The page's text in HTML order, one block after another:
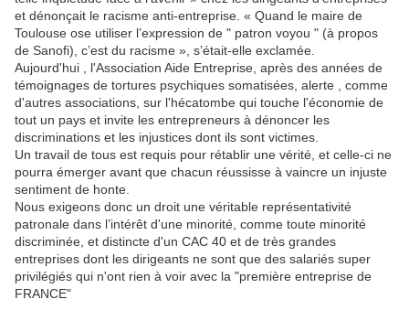
et dénonçait le racisme anti-entreprise. « Quand le maire de
Toulouse ose utiliser l’expression de " patron voyou " (à propos
de Sanofi), c’est du racisme », s’était-elle exclamée.
Aujourd'hui , l'Association Aide Entreprise, après des années de
témoignages de tortures psychiques somatisées, alerte , comme
d'autres associations, sur l'hécatombe qui touche l'économie de
tout un pays et invite les entrepreneurs à dénoncer les
discriminations et les injustices dont ils sont victimes.
Un travail de tous est requis pour rétablir une vérité, et celle-ci ne
pourra émerger avant que chacun réussisse à vaincre un injuste
sentiment de honte.
Nous exigeons donc un droit une véritable représentativité
patronale dans l’intérêt d'une minorité, comme toute minorité
discriminée, et distincte d'un CAC 40 et de très grandes
entreprises dont les dirigeants ne sont que des salariés super
privilégiés qui n'ont rien à voir avec la "première entreprise de
FRANCE"